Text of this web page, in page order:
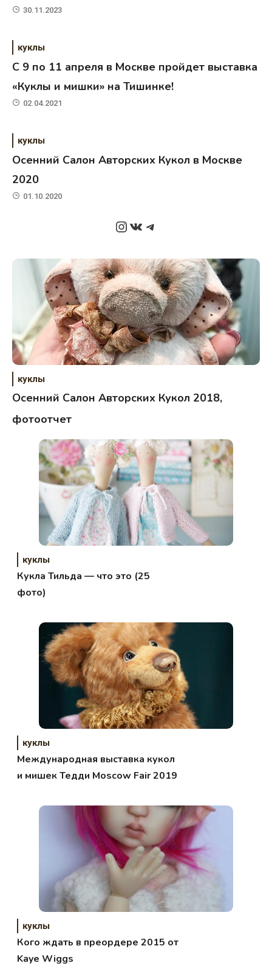
30.11.2023
куклы
C 9 по 11 апреля в Москве пройдет выставка
«Куклы и мишки» на Тишинке!
02.04.2021
куклы
Осенний Салон Авторских Кукол в Москве
2020
01.10.2020
Instagram
ВКонтакте
Telegram
куклы
Осенний Салон Авторских Кукол 2018,
фотоотчет
куклы
Кукла Тильда — что это (25
фото)
куклы
Международная выставка кукол
и мишек Тедди Moscow Fair 2019
куклы
Кого ждать в преордере 2015 от
Kaye Wiggs